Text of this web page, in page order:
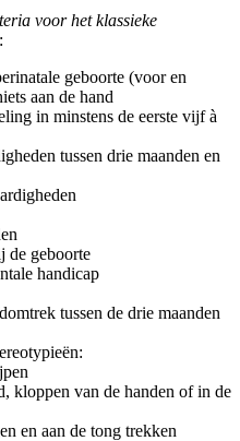
voor het klassieke
geboorte (voor en
aan de hand
in minstens de eerste vijf à
tussen drie maanden en
de geboorte
handicap
tussen de drie maanden
kloppen van de handen of in de
en aan de tong trekken